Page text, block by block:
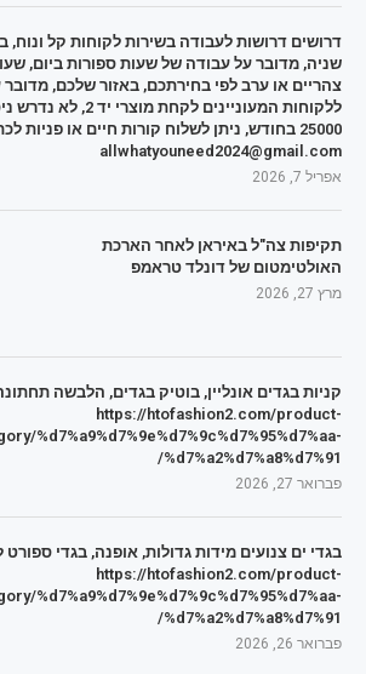
שניה, מדובר על עבודה של שעות ספורות ביום,
צהריים או ערב לפי בחירתכם, באזור שלכם, מדובר
25000 בחודש, ניתן לשלוח קורות חיים או פניות
allwhatyouneed2024@gmail.com
אפריל 7, 2026
תקיפות צה"ל באיראן לאחר הארכת
האולטימטום של דונלד טראמפ
מרץ 27, 2026
קניות בגדים אונליין, בוטיק בגדים, הלבשה
https://htofashion2.com/product-
%d7%a9%d7%9e%d7%9c%d7%95%d7%aa-
%d7%a2%d7%a8%d7%91/
פברואר 27, 2026
בגדי ים צנועים מידות גדולות, אופנה, בגדי
https://htofashion2.com/product-
%d7%a9%d7%9e%d7%9c%d7%95%d7%aa-
%d7%a2%d7%a8%d7%91/
פברואר 26, 2026